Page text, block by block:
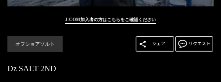
J:COM加入者の方はこちらをご確認ください
オフショアソルト
Dz SALT 2ND